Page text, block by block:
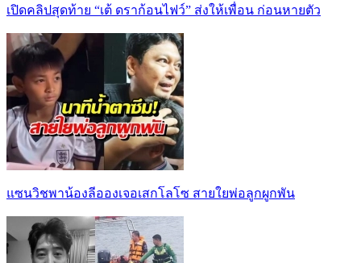
เปิดคลิปสุดท้าย “เต้ ดราก้อนไฟว์” ส่งให้เพื่อน ก่อนหายตัว
แซนวิชพาน้องลีอองเจอเสกโลโซ สายใยพ่อลูกผูกพัน